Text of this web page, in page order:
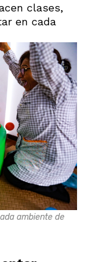
clases,
en cada
ambiente de